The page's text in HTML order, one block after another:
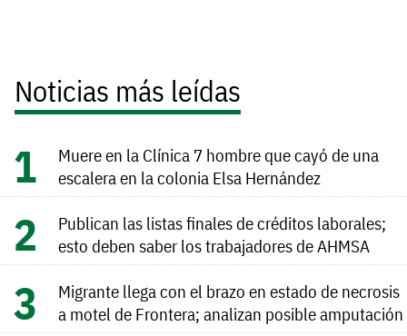
Noticias más leídas
Muere en la Clínica 7 hombre que cayó de una
escalera en la colonia Elsa Hernández
Publican las listas finales de créditos laborales;
esto deben saber los trabajadores de AHMSA
Migrante llega con el brazo en estado de necrosis
a motel de Frontera; analizan posible amputación